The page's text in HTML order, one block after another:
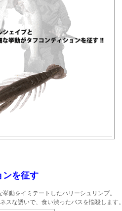
ンを征す
動をイミテートしたハリーシュリンプ。
スな誘いで、食い渋ったバスを悩殺します。